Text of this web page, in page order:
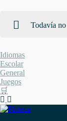
Todavía
Saltar
al
contenido
Idiomas
Escolar
General
Juegos
🛒